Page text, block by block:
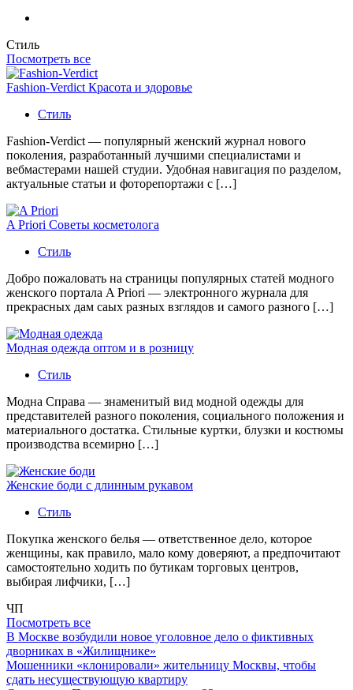
Стиль
Посмотреть все
Fashion-Verdict Красота и здоровье
Стиль
Fashion-Verdict — популярный женский журнал нового
поколения, разработанный лучшими специалистами и
вебмастерами нашей студии. Удобная навигация по разделом,
актуальные статьи и фоторепортажи с […]
A Priori Советы косметолога
Стиль
Добро пожаловать на страницы популярных статей модного
женского портала A Priori — электронного журнала для
прекрасных дам саых разных взглядов и самого разного […]
Модная одежда оптом и в розницу
Стиль
Модна Справа — знаменитый вид модной одежды для
представителей разного поколения, социального положения и
материального достатка. Стильные куртки, блузки и костюмы
производства всемирно […]
Женские боди с длинным рукавом
Стиль
Покупка женского белья — ответственное дело, которое
женщины, как правило, мало кому доверяют, а предпочитают
самостоятельно ходить по бутикам торговых центров,
выбирая лифчики, […]
ЧП
Посмотреть все
В Москве возбудили новое уголовное дело о фиктивных
дворниках в «Жилищнике»
Мошенники «клонировали» жительницу Москвы, чтобы
сдать несуществующую квартиру